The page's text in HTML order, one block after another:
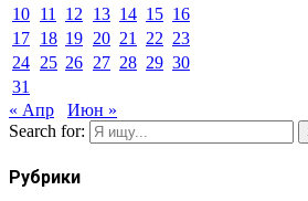
10 11 12 13 14 15 16
17 18 19 20 21 22 23
24 25 26 27 28 29 30
31
« Апр
Июн »
Search for:
Рубрики